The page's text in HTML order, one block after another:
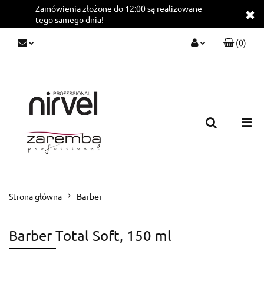
Zamówienia złożone do 12:00 są realizowane
tego samego dnia!
(0)
Strona główna Barber
Barber Total Soft, 150 ml